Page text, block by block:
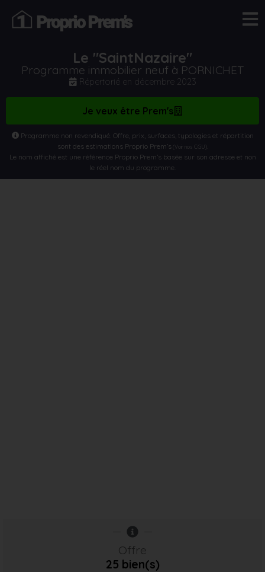
Le "SaintNazaire"
Programme immobilier neuf à PORNICHET
Répertorié en décembre 2023
Je veux être Prem's
Programme non revendiqué. Offre, prix, surfaces, typologies et répartition
sont des estimations Proprio Prem’s(Voir nos CGU)
Le nom affiché est une référence Proprio Prem’s basée sur son adresse et non
le réel nom du programme.
Offre
25 bien(s)